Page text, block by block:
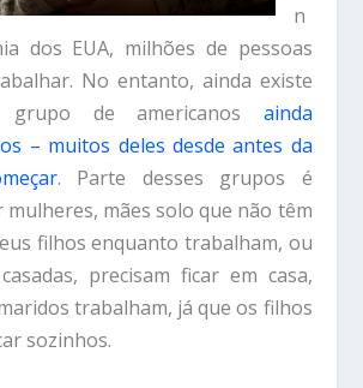
n
dos EUA, milhões de pessoas
No entanto, ainda existe
grupo de americanos ainda
– muitos deles desde antes da
. Parte desses grupos é
mães solo que não têm
filhos enquanto trabalham, ou
precisam ficar em casa,
trabalham, já que os filhos
sozinhos.